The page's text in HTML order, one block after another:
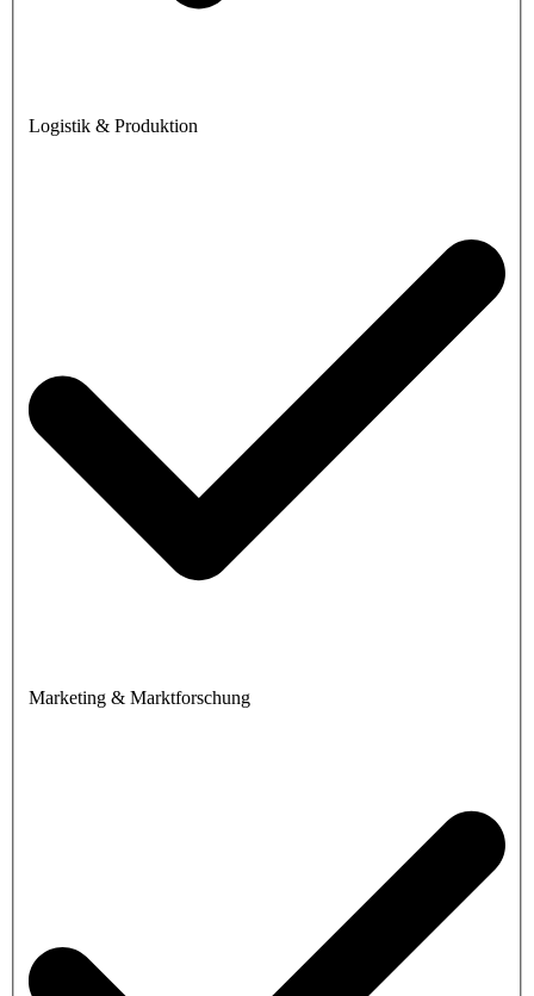
Logistik & Produktion
Marketing & Marktforschung